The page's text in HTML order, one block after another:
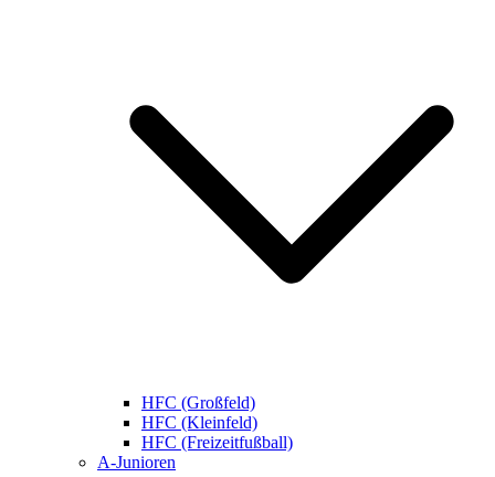
HFC (Großfeld)
HFC (Kleinfeld)
HFC (Freizeitfußball)
A-Junioren